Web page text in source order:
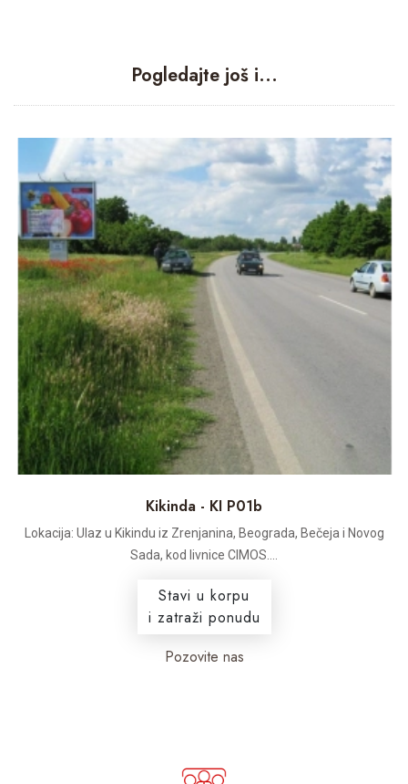
Pogledajte još i...
Kikinda - KI P01b
Lokacija: Ulaz u Kikindu iz Zrenjanina, Beograda, Bečeja i Novog
Sada, kod livnice CIMOS....
Stavi u korpu
i zatraži ponudu
Pozovite nas